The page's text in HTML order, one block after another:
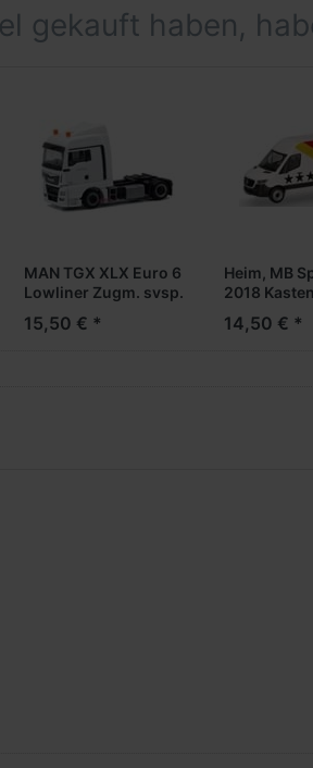
gekauft haben,
MAN TGX XLX Euro 6
Lowliner Zugm. svsp.
Rundumleuchten) --
15,50 € *
Heim, MB
2018 Kasten
14,50 € *